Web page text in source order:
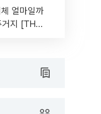
얼마일까
거지 [THE